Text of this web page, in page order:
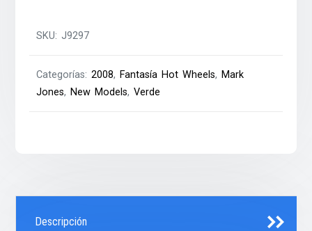
SKU:J9297
Categorías:2008, Fantasía Hot Wheels, Mark
Jones, New Models,Verde
Descripción